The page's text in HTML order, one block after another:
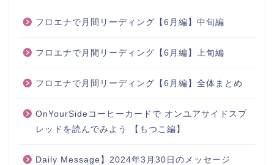
フロエナで月間リーディング【6月編】中旬編
フロエナで月間リーディング【6月編】上旬編
フロエナで月間リーディング【6月編】全体まとめ
OnYourSideコーヒーカードで オンユアサイドスプ
レッドを読んでみよう 【もつこ編】
Daily Message】2024年3月30日のメッセージ